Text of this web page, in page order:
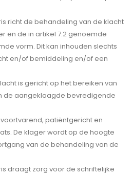
richt de behandeling van de klacht
en de in artikel 7.2 genoemde
vorm. Dit kan inhouden slechts
en/of bemiddeling en/of een
is gericht op het bereiken van
de aangeklaagde bevredigende
patiëntgericht en
De klager wordt op de hoogte
van de behandeling van de
draagt zorg voor de schriftelijke